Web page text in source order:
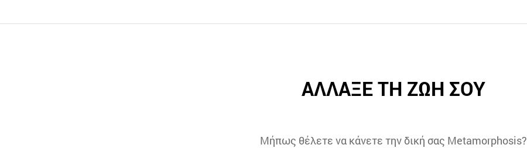
ΑΛΛΑΞΕ ΤΗ ΖΩΗ ΣΟΥ
Μήπως θέλετε να κάνετε την δική σας Metamorphosis?